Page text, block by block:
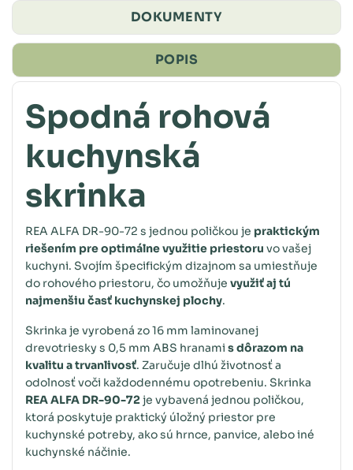
DOKUMENTY
POPIS
Spodná rohová
kuchynská
skrinka
REA ALFA DR-90-72 s jednou poličkou je praktickým
riešením pre optimálne využitie priestoru vo vašej
kuchyni. Svojím špecifickým dizajnom sa umiestňuje
do rohového priestoru, čo umožňuje využiť aj tú
najmenšiu časť kuchynskej plochy.
Skrinka je vyrobená zo 16 mm laminovanej
drevotriesky s 0,5 mm ABS hranami s dôrazom na
kvalitu a trvanlivosť. Zaručuje dlhú životnosť a
odolnosť voči každodennému opotrebeniu. Skrinka
REA ALFA DR-90-72je vybavená jednou poličkou,
ktorá poskytuje praktický úložný priestor pre
kuchynské potreby, ako sú hrnce, panvice, alebo iné
kuchynské náčinie.